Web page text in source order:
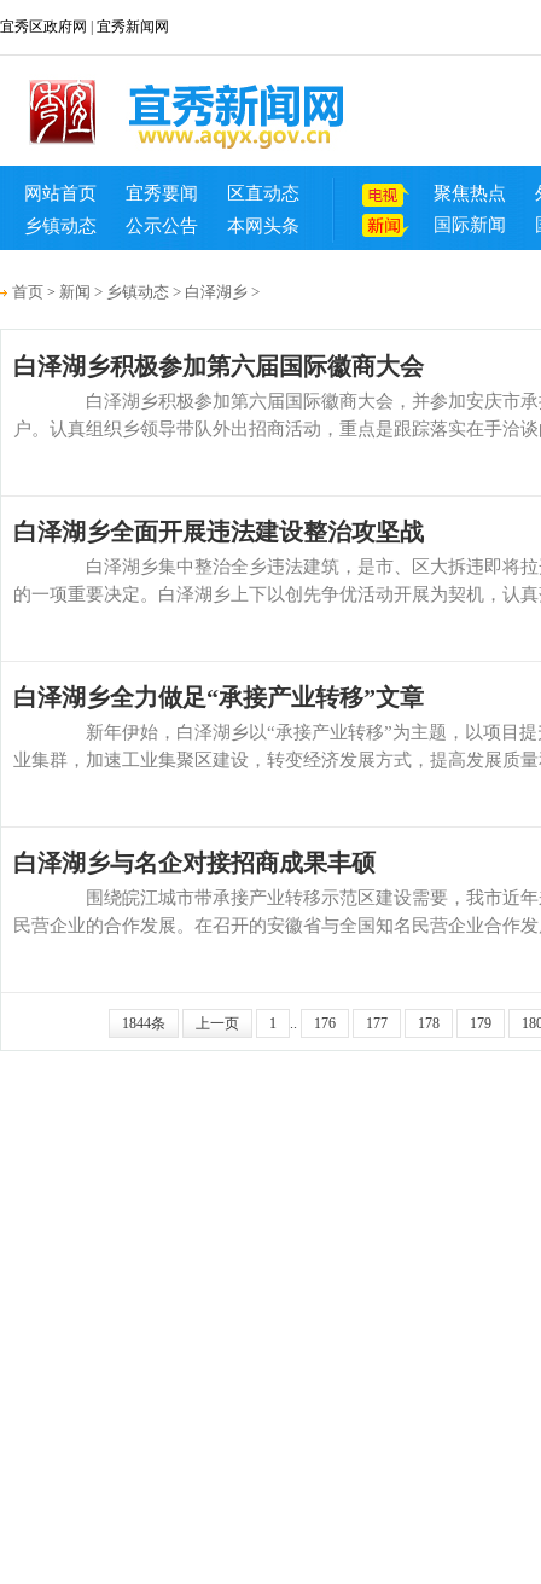
宜秀区政府网 宜秀新闻网
网站首页 宜秀要闻
区直动态
乡镇动态
公示公告 本网头条
聚焦热点
国际新闻
首页 > 新闻 > 乡镇动态 > 白泽湖乡 >
白泽湖乡积极参加第六届国际徽商大会
白泽湖乡积极参加第六届国际徽商大会，并参加安庆市承
户。认真组织乡领导带队外出招商活动，重点是跟踪落实在手洽
白泽湖乡全面开展违法建设整治攻坚战
白泽湖乡集中整治全乡违法建筑，是市、区大拆违即将拉
的一项重要决定。白泽湖乡上下以创先争优活动开展为契机，认
白泽湖乡全力做足“承接产业转移”文章
新年伊始，白泽湖乡以“承接产业转移”为主题，以项目提升
业集群，加速工业集聚区建设，转变经济发展方式，提高发展质
白泽湖乡与名企对接招商成果丰硕
围绕皖江城市带承接产业转移示范区建设需要，我市近年
民营企业的合作发展。在召开的安徽省与全国知名民营企业合作
1844条 上一页 1 .. 176 177 178 179